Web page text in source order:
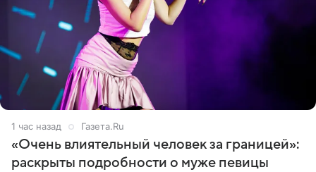
1 час назад Газета.Ru
«Очень влиятельный человек за границей»:
раскрыты подробности о муже певицы